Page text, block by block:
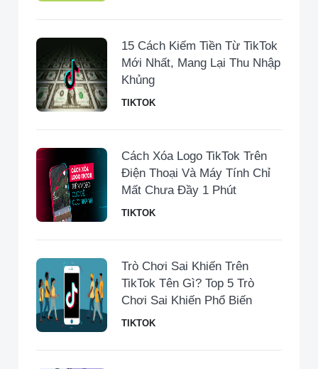
15 Cách Kiếm Tiền Từ TikTok
Mới Nhất, Mang Lại Thu Nhập
Khủng
TIKTOK
Cách Xóa Logo TikTok Trên
Điện Thoại Và Máy Tính Chỉ
Mất Chưa Đầy 1 Phút
TIKTOK
Trò Chơi Sai Khiến Trên
TikTok Tên Gì? Top 5 Trò
Chơi Sai Khiến Phổ Biến
TIKTOK